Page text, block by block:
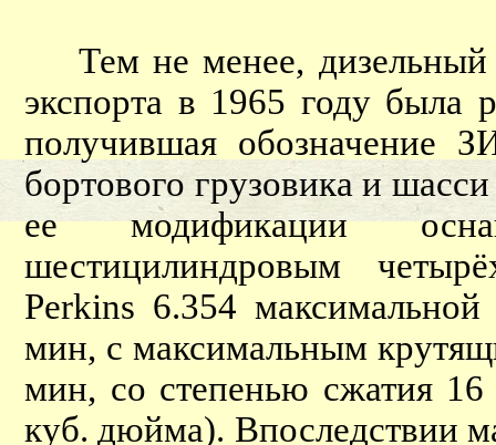
Тем не менее, дизельный
экспорта в 1965 году была
получившая обозначение
бортового грузовика и
ее модификации
шестицилиндровым
Perkins 6.354
мин, c максимальным
мин, со степенью сжатия
куб. дюйма). Впоследствии